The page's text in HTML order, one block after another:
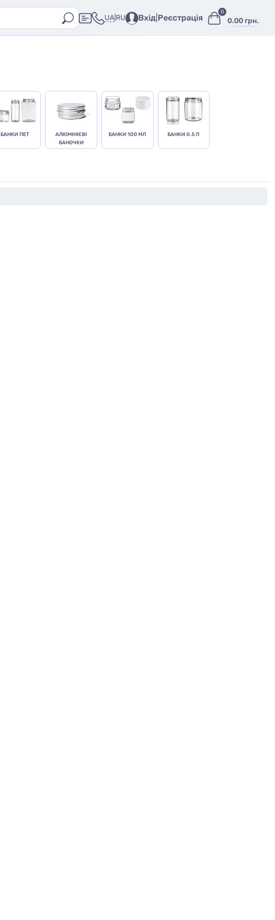
UA RU Вхід Реєстрація 0.00 грн.
0
БАНКИ ПЕТ
АЛЮМІНІЄВІ
БАНОЧКИ
БАНКИ 100 МЛ БАНКИ 0.5 Л